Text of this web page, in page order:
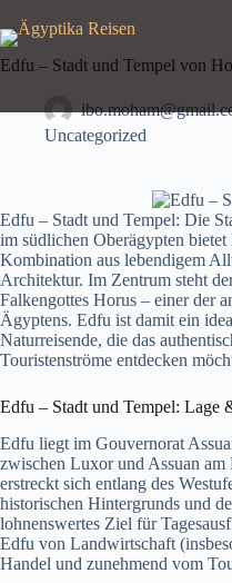
Inhalt
springen
Edfu – Stadt und Tempel von
Uncategorized
Edfu – Stadt und Tempel: Die
im südlichen Oberägypten bietet
Kombination aus lebendigem
Architektur. Im Zentrum steht
Falkengottes Horus – einer der
Ägyptens. Edfu ist damit ein
Naturreisende, die das
Touristenströme entdecken
Edfu – Stadt und Tempel: Lage
Edfu liegt im Gouvernorat
zwischen Luxor und Assuan am
erstreckt sich entlang des
historischen Hintergrunds und
lohnenswertes Ziel für
Edfu von Landwirtschaft
Handel und zunehmend vom